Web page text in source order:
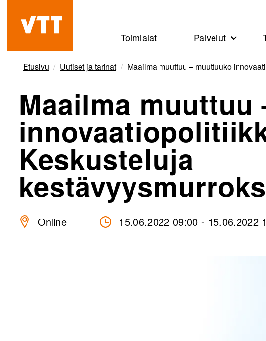
pääsisältöön
Beyond
the
obvious
Toimialat Palvelut
Etusivu Uutiset ja tarinat Maailma muuttuu – muuttuuko
Maailma muuttuu
Keskusteluja
Online 15.06.2022 09:00 - 15.06.2022